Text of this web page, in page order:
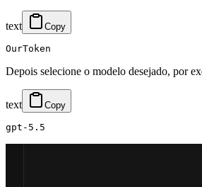
text Copy
Depois selecione o modelo desejado, por
text Copy